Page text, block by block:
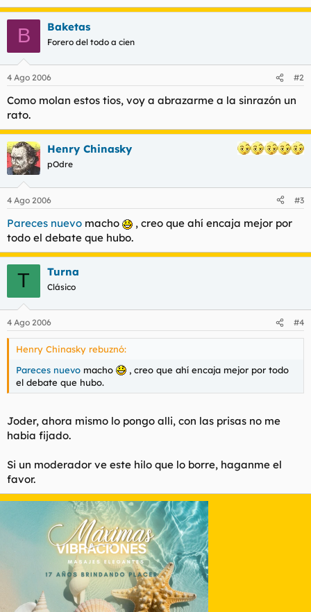
B Baketas
Forero del todo a cien
4 Ago 2006 #2
Como molan estos tios, voy a abrazarme a la sinrazón un
rato.
Henry Chinasky
pOdre
4 Ago 2006 #3
Pareces nuevo macho
, creo que ahí encaja mejor por
todo el debate que hubo.
T Turna
Clásico
4 Ago 2006 #4
Henry Chinasky rebuznó:
Pareces nuevo macho
, creo que ahí encaja mejor por todo
el debate que hubo.
Joder, ahora mismo lo pongo alli, con las prisas no me
habia fijado.
Si un moderador ve este hilo que lo borre, haganme el
favor.